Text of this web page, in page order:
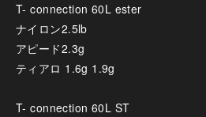
T- connection 60L ester
ナイロン2.5lb
アピード2.3g
ティアロ 1.6g 1.9g
T- connection 60L ST